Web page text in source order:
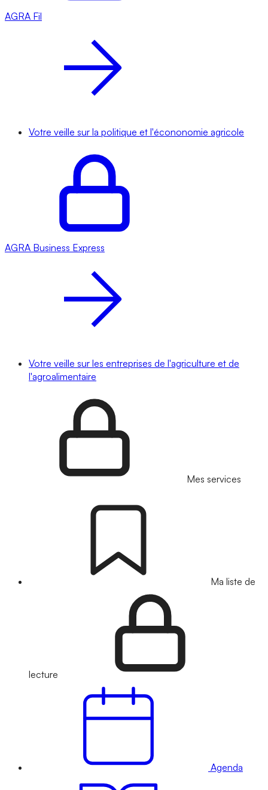
AGRA Fil
Votre veille sur la politique et l'écononomie agricole
AGRA Business Express
Votre veille sur les entreprises de l'agriculture et de
l'agroalimentaire
Mes services
Ma liste de
lecture
Agenda